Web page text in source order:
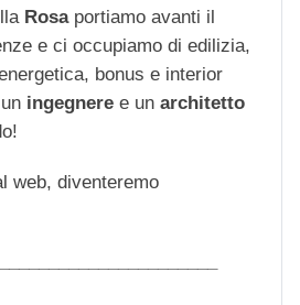
Rosaportiamo avanti il
e ci occupiamo di edilizia,
bonus e interior
ingegnere e un architetto
web, diventeremo